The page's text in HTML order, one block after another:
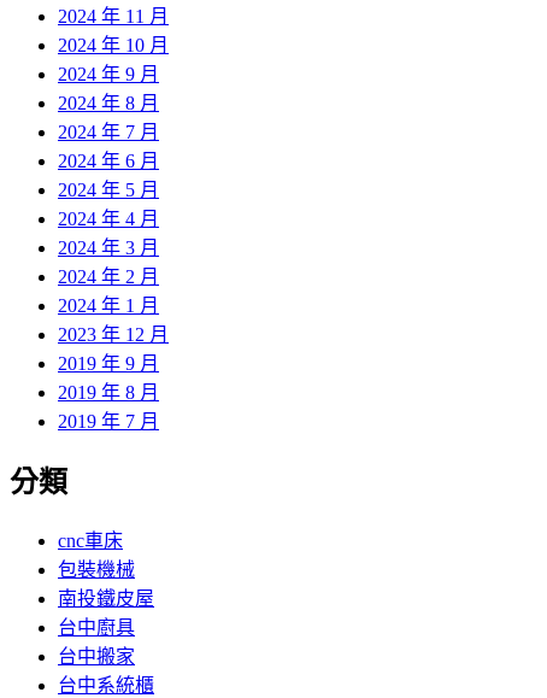
2024 年 11 月
2024 年 10 月
2024 年 9 月
2024 年 8 月
2024 年 7 月
2024 年 6 月
2024 年 5 月
2024 年 4 月
2024 年 3 月
2024 年 2 月
2024 年 1 月
2023 年 12 月
2019 年 9 月
2019 年 8 月
2019 年 7 月
分類
cnc車床
包裝機械
南投鐵皮屋
台中廚具
台中搬家
台中系統櫃